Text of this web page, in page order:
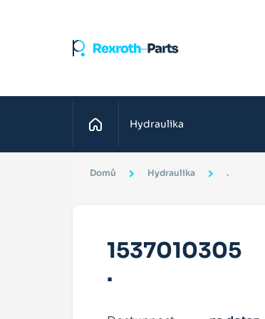
Domů Hydraulika
Domů Hydraulika .
1537010305
.